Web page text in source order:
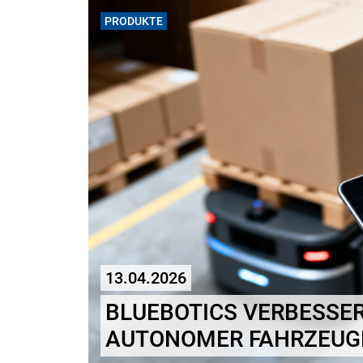
PRODUKTE
13.04.2026
BLUEBOTICS
AUTONOMER